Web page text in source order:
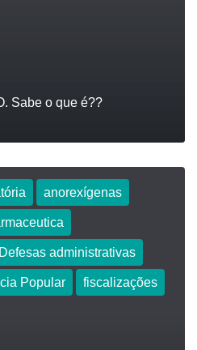
Sabe o que é??
anorexígenas
Defesas administrativas
Popular fiscalizações